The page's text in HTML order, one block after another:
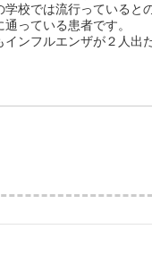
学校では流行っていると
っている患者です。
インフルエンザが２人出